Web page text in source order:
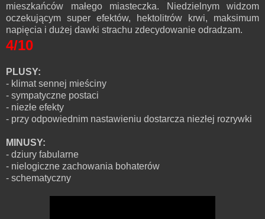
mieszkańców małego miasteczka. Niedzielnym widzom
oczekującym super efektów, hektolitrów krwi, maksimum
napięcia i dużej dawki strachu zdecydowanie odradzam.
4/10
PLUSY:
- klimat sennej mieściny
- sympatyczne postaci
- niezłe efekty
- przy odpowiednim nastawieniu dostarcza niezłej rozrywki
MINUSY:
- dziury fabularne
- nielogiczne zachowania bohaterów
- schematyczny